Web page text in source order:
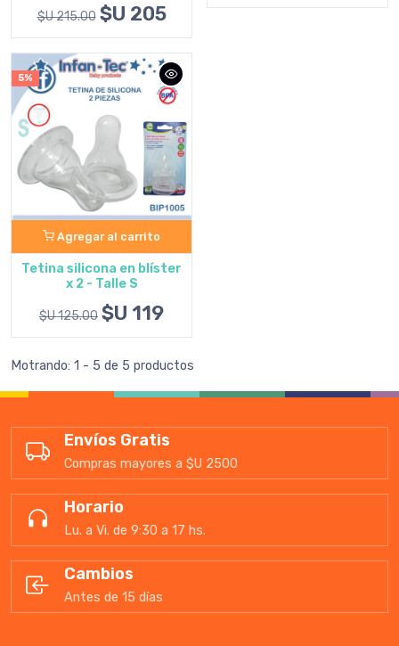
$U 215.00 $U 205
5%
Agregar al carrito
Tetina silicona en blíster
x 2 - Talle S
$U 125.00 $U 119
Motrando: 1 - 5 de 5 productos
Envíos Gratis
Compras mayores a $U 2500
Horario
Lu. a Vi. de 9:30 a 17 hs.
Cambios
Antes de 15 días